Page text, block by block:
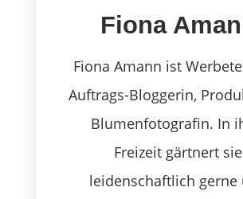
Fiona
Fiona Amann ist
Auftrags-Bloggerin,
Blumenfotografin. In
Freizeit gärtnert sie
leidenschaftlich gerne